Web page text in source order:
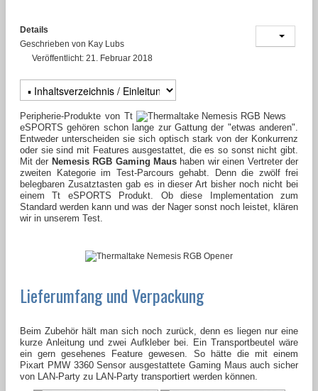
Details
Geschrieben von Kay Lubs
Veröffentlicht: 21. Februar 2018
Peripherie-Produkte von Tt
eSPORTS gehören schon lange zur Gattung der "etwas anderen".
Entweder unterscheiden sie sich optisch stark von der Konkurrenz
oder sie sind mit Features ausgestattet, die es so sonst nicht gibt.
Mit der Nemesis RGB Gaming Maus haben wir einen Vertreter der
zweiten Kategorie im Test-Parcours gehabt. Denn die zwölf frei
belegbaren Zusatztasten gab es in dieser Art bisher noch nicht bei
einem Tt eSPORTS Produkt. Ob diese Implementation zum
Standard werden kann und was der Nager sonst noch leistet, klären
wir in unserem Test.
Lieferumfang und Verpackung
Beim Zubehör hält man sich noch zurück, denn es liegen nur eine
kurze Anleitung und zwei Aufkleber bei. Ein Transportbeutel wäre
ein gern gesehenes Feature gewesen. So hätte die mit einem
Pixart PMW 3360 Sensor ausgestattete Gaming Maus auch sicher
von LAN-Party zu LAN-Party transportiert werden können.